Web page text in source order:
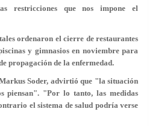
restricciones que nos impone el
ordenaron el cierre de restaurantes
y gimnasios en noviembre para
propagación de la enfermedad.
Soder, advirtió que "la situación
piensan". "Por lo tanto, las medidas
el sistema de salud podría verse